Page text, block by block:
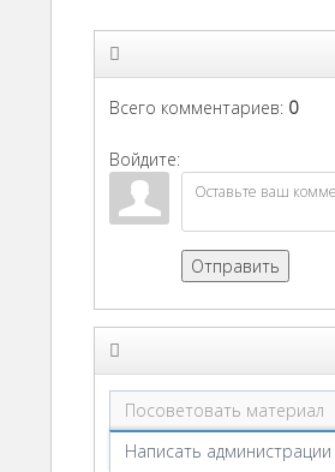
Всего комментариев: 0
Войдите:
Отправить
Посоветовать материал
Написать администрации